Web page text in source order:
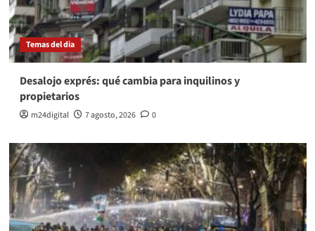
Temas del dia
Desalojo exprés: qué cambia para inquilinos y
propietarios
m24digital 7 agosto, 2026 0